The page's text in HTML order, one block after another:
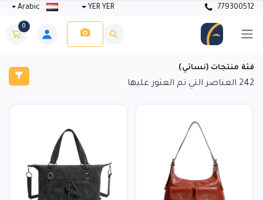
779300512
YER YER
0
فئة منتجات (نسائي)
242 العناصر التي تم العثور عليها